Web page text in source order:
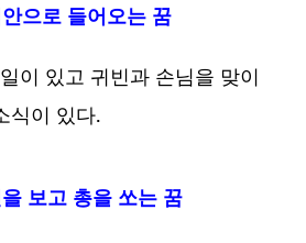
으로 들어오는 꿈
이 있고 귀빈과 손님을 맞이
식이 있다.
보고 총을 쏘는 꿈